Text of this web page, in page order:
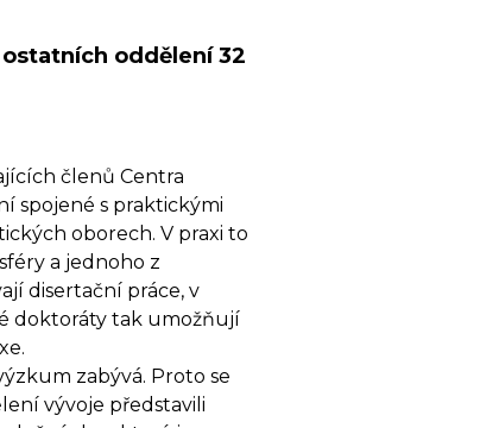
oddělení 32
členů Centra
spojené s praktickými
oborech. V praxi to
a jednoho z
disertační práce, v
doktoráty tak umožňují
zabývá. Proto se
vývoje představili